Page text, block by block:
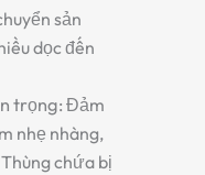
sản
dọc đến
trọng: Đảm
nhẹ nhàng,
chứa bị